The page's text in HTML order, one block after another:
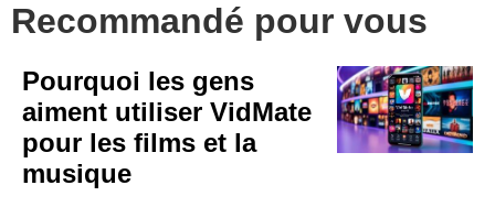
Recommandé pour vous
Pourquoi les gens
aiment utiliser VidMate
pour les films et la
musique